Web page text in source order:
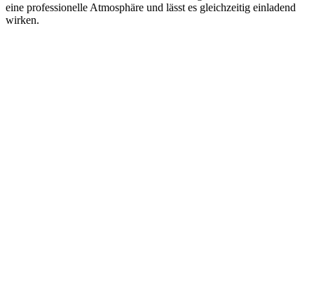
eine professionelle Atmosphäre und lässt es gleichzeitig einladend
wirken.